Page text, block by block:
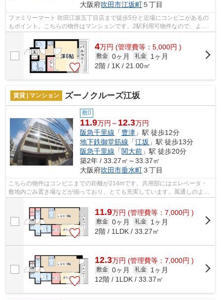
大阪府吹田市江坂町５丁目
ファミリーマート 吹田江坂五丁目店まで徒歩5分と近場にコンビニがあるの
もポイント。こちらの物件はマンションです。2駅利用可物件なので、よく
4万円 (管理費等：5,000円 )
敷金 0ヶ月 礼金
1ヶ月
2階 / 1K / 21.00㎡
賃貸 | マンション ズーノクルーズ江坂
敷0
11.9万円～ 12.3万円
阪急千里線 「豊津 」駅 徒歩12分
地下鉄御堂筋線 「江坂 」駅 徒歩13分
阪急千里線 「関大前 」駅 徒歩20分
築2年 / 33.27㎡～33.37㎡
大阪府吹田市垂水町３丁目
こちらの物件はコンビニまでの距離が214mです。共用部にはエレベータ・
敷地内ごみ置き場などが揃っており、とても充実しています。風通しのよさ
11.9万円 (管理費等：7,000円 )
敷金 0ヶ月 礼金
1ヶ月
2階 / 1LDK / 33.27㎡
12.3万円 (管理費等：7,000円 )
敷金 0ヶ月 礼金
1ヶ月
12階 / 1LDK / 33.37㎡